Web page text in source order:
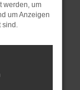
Stand
ein
werden, um
um Anzeigen
sind.